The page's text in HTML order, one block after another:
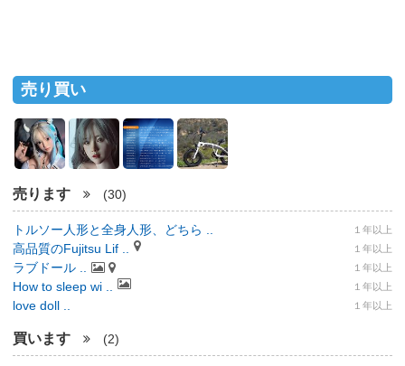
売り買い
売ります (30)
トルソー人形と全身人形、どちら .. １年以上
高品質のFujitsu Lif .. １年以上
ラブドール .. １年以上
How to sleep wi .. １年以上
love doll .. １年以上
買います (2)